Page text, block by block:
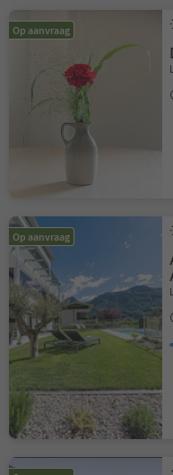
Op aanvraag
Op aanvraag